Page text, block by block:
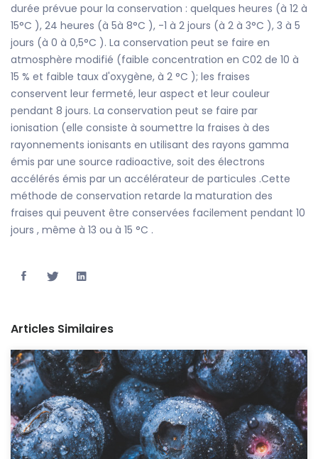
durée prévue pour la conservation : quelques heures (à 12 à
15°C ), 24 heures (à 5à 8°C ), -1 à 2 jours (à 2 à 3°C ), 3 à 5
jours (à 0 à 0,5°C ). La conservation peut se faire en
atmosphère modifié (faible concentration en C02 de 10 à
15 % et faible taux d'oxygène, à 2 °C ); les fraises
conservent leur fermeté, leur aspect et leur couleur
pendant 8 jours. La conservation peut se faire par
ionisation (elle consiste à soumettre la fraises à des
rayonnements ionisants en utilisant des rayons gamma
émis par une source radioactive, soit des électrons
accélérés émis par un accélérateur de particules .Cette
méthode de conservation retarde la maturation des
fraises qui peuvent être conservées facilement pendant 10
jours , même à 13 ou à 15 °C .
Articles Similaires